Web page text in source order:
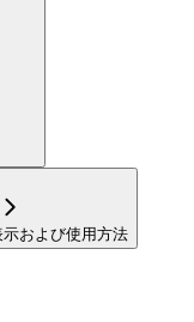
および使用方法